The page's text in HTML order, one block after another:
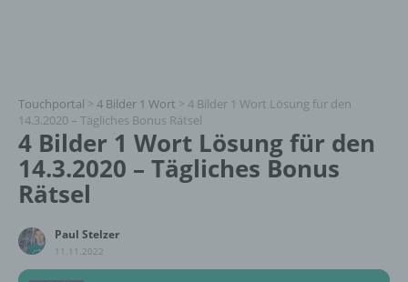
Touchportal > 4 Bilder 1 Wort > 4 Bilder 1 Wort Lösung für den
14.3.2020 – Tägliches Bonus Rätsel
4 Bilder 1 Wort Lösung für den
14.3.2020 – Tägliches Bonus
Rätsel
Paul Stelzer
11.11.2022